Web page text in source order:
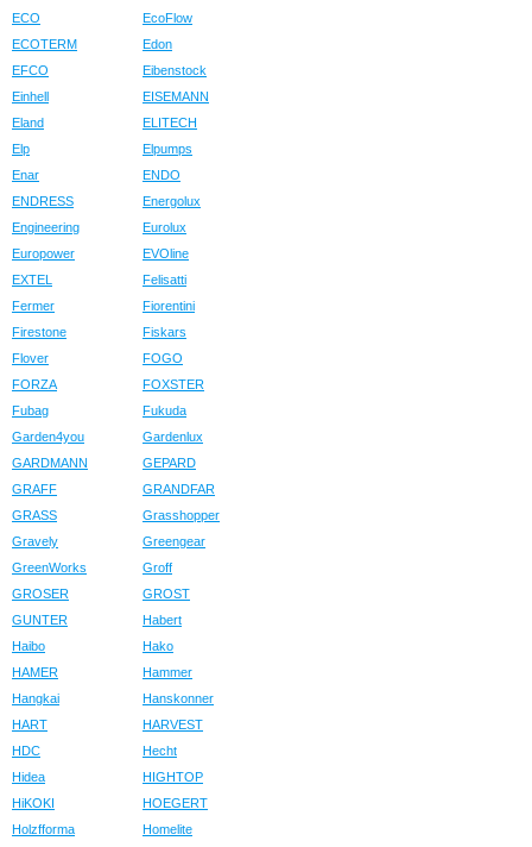
ECO
EcoFlow
ECOTERM
Edon
EFCO
Eibenstock
Einhell
EISEMANN
Eland
ELITECH
Elp
Elpumps
Enar
ENDO
ENDRESS
Energolux
Engineering
Eurolux
Europower
EVOline
EXTEL
Felisatti
Fermer
Fiorentini
Firestone
Fiskars
Flover
FOGO
FORZA
FOXSTER
Fubag
Fukuda
Garden4you
Gardenlux
GARDMANN
GEPARD
GRAFF
GRANDFAR
GRASS
Grasshopper
Gravely
Greengear
GreenWorks
Groff
GROSER
GROST
GUNTER
Habert
Haibo
Hako
HAMER
Hammer
Hangkai
Hanskonner
HART
HARVEST
HDC
Hecht
Hidea
HIGHTOP
HiKOKI
HOEGERT
Holzfforma
Homelite